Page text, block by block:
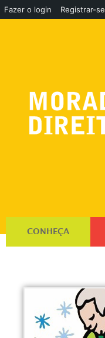
CONHEÇA
Fazer o login Registrar-se